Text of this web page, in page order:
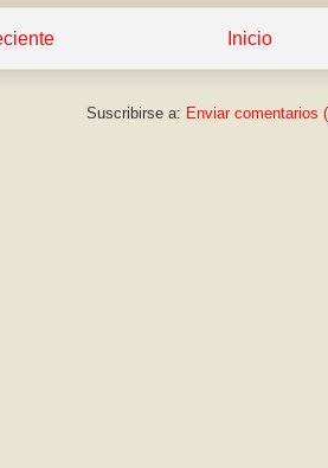
Inicio
Suscribirse a: Enviar comentarios